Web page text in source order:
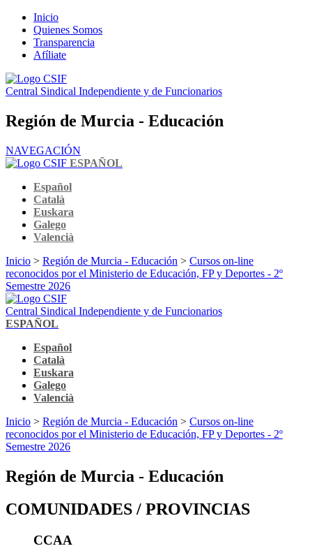
Inicio
Quienes Somos
Transparencia
Afíliate
Central Sindical Independiente y de Funcionarios
Región de Murcia - Educación
NAVEGACIÓN
ESPAÑOL
Español
Català
Euskara
Galego
Valencià
Inicio > Región de Murcia - Educación > Cursos on-line
reconocidos por el Ministerio de Educación, FP y Deportes - 2º
Semestre 2026
Central Sindical Independiente y de Funcionarios
ESPAÑOL
Español
Català
Euskara
Galego
Valencià
Inicio > Región de Murcia - Educación > Cursos on-line
reconocidos por el Ministerio de Educación, FP y Deportes - 2º
Semestre 2026
Región de Murcia - Educación
COMUNIDADES / PROVINCIAS
CCAA